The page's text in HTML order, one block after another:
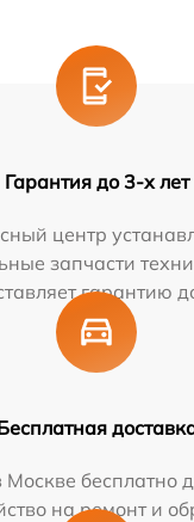
Гарантия до 3-х лет
центр
запчасти
гарантию
бесплатно
на ремонт и